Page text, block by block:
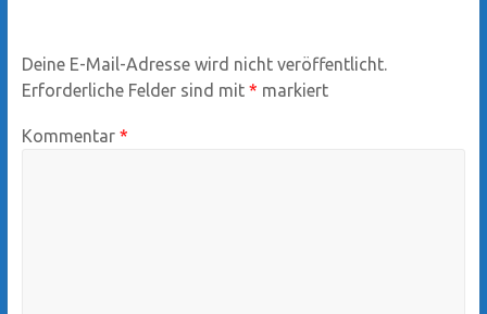
Deine E-Mail-Adresse wird nicht veröffentlicht.
Erforderliche Felder sind mit * markiert
Kommentar *